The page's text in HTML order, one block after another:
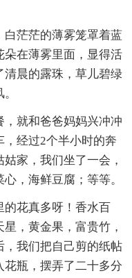
白茫茫的薄雾笼罩着蓝
在薄雾里面，显得活
晨的露珠，草儿碧绿
就和爸爸妈妈兴冲冲
经过2个半小时的奔
家，我们坐了一会，
，海鲜豆腐；等等。
花真多呀！香水百
，黄金果，富贵竹，
我们把自己剪的纸帖
瓶，摆弄了二十多分